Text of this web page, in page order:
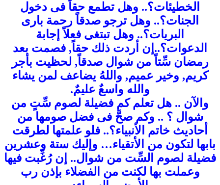
الخطيئات؟.. وهل تطمع حقاً فى دخول
الجنات؟.. وهل ترجو صدقاً رحمة بارى
البريات؟.. وهل تبتغى فعلاً إجابة
الدعوات؟..إن أردت ذلك حقاً, فصمت بعد
رمضان سِّتاً من شوال صدقاً, لحظيت بأجر
كريم, وخير عميم, واللهُ يضاعف لمن يشاء
والله واسعٌ عليمٌ.
والآن .. هل تعلم كم فضيلة لصوم سِّتٍ من
شوال ؟ .. وكم صحَّ فى فضل صومها من
أحاديث خاتم الأنبياء؟.. فلو علمتها لطرقت
بابها لتكون من الأتقياء… وإليك ستة وعشرين
فضيلة لصوم السِّت من شوال.. إن رُغِّبت فيها
وعملت بها لكنت من الفضلاء بإذن رب